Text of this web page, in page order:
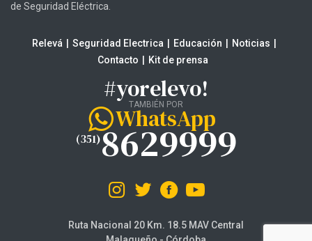
de Seguridad Eléctrica.
Relevá Seguridad Electrica Educación
Noticias
Contacto
Kit de prensa
#yorelevo!
TAMBIÉN POR
WhatsApp
(351)8629999
Ruta Nacional 20 Km. 18.5 MAV Central